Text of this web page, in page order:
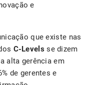
e
que existe nas
C-Levels se dizem
alta gerência em
de gerentes e